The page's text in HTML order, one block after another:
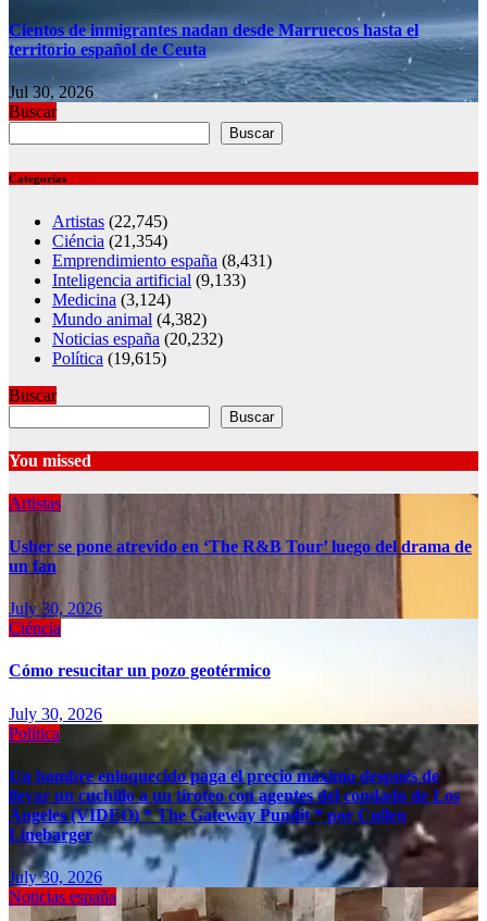
Cientos de inmigrantes nadan desde Marruecos hasta el
territorio español de Ceuta
Jul 30, 2026
Buscar
Buscar
Categorías
Artistas (22,745)
Ciéncia (21,354)
Emprendimiento españa (8,431)
Inteligencia artificial (9,133)
Medicina (3,124)
Mundo animal (4,382)
Noticias españa (20,232)
Política (19,615)
Buscar
Buscar
You missed
Artistas
Usher se pone atrevido en ‘The R&B Tour’ luego del drama de
un fan
July 30, 2026
Ciéncia
Cómo resucitar un pozo geotérmico
July 30, 2026
Política
Un hombre enloquecido paga el precio máximo después de
llevar un cuchillo a un tiroteo con agentes del condado de Los
Ángeles (VIDEO) * The Gateway Pundit * por Cullen
Linebarger
July 30, 2026
Noticias españa